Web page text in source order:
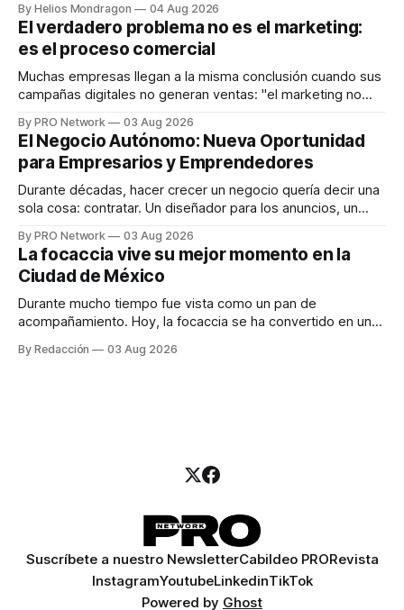
dispositivos inteligentes, inteligencia artificial y monitoreo
en tiempo real para ayudar a las personas a tomar mejores
decisiones sobre su salud metabólica. Su propuesta busca
responder
By Helios Mondragon 04 Aug 2026
El verdadero problema no es el marketing:
es el proceso comercial
Muchas empresas llegan a la misma conclusión cuando sus
campañas digitales no generan ventas: "el marketing no
INTERIUS, el problema suele estar en otro lugar. Durante
una entrevista para el podcast SER PRO, el especialista en
marketing digital explicó que
By PRO Network 03 Aug 2026
El Negocio Autónomo: Nueva Oportunidad
para Empresarios y Emprendedores
Durante décadas, hacer crecer un negocio quería decir una
sola cosa: contratar. Un diseñador para los anuncios, un
para los textos, alguien que supiera de publicidad digital
para encontrar prospectos, un vendedor para atender
llamadas y mensajes, y —con suerte— una persona
By PRO Network 03 Aug 2026
La focaccia vive su mejor momento en la
Ciudad de México
Durante mucho tiempo fue vista como un pan de
acompañamiento. Hoy, la focaccia se ha convertido en uno
artesanal, ingredientes de calidad y experiencias que
By Redacción 03 Aug 2026
Suscríbete a nuestro NewsletterCabildeo PRORevista
InstagramYoutubeLinkedinTikTok
Powered by Ghost